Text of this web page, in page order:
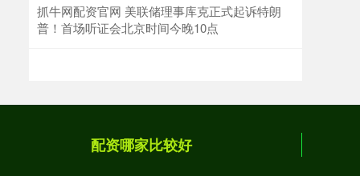
抓牛网配资官网 美联储理事库克正式起诉特朗
普！首场听证会北京时间今晚10点
配资哪家比较好